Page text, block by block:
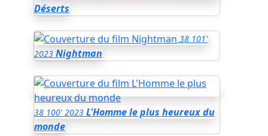
Déserts
38 101'
2023 Nightman
38 100' 2023 L'Homme le plus heureux du
monde